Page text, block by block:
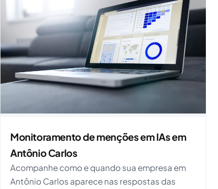
Monitoramento de menções em IAs em
Antônio Carlos
Acompanhe como e quando sua empresa em
Antônio Carlos aparece nas respostas das